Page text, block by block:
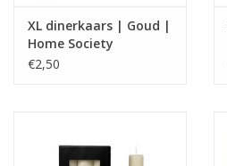
XL dinerkaars | Goud |
Home Society
€2,50